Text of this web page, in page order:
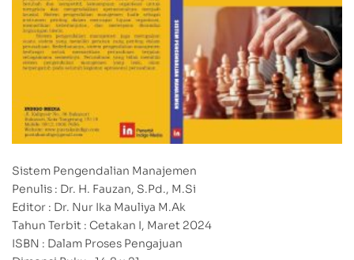
Sistem Pengendalian Manajemen
Penulis : Dr. H. Fauzan, S.Pd., M.Si
Editor : Dr. Nur Ika Mauliya M.Ak
Tahun Terbit : Cetakan I, Maret 2024
ISBN : Dalam Proses Pengajuan